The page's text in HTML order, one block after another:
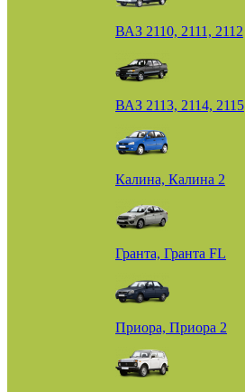
ВАЗ 2110, 2111, 2112
ВАЗ 2113, 2114, 2115
Калина, Калина 2
Гранта, Гранта FL
Приора, Приора 2